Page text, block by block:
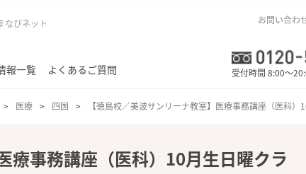
なびネット お問い合わ
報一覧 よくあるご質問 受付時間 8:00～
医療 四国 【徳島校／美波サンリーナ教室】医療事務講座（医科
療事務講座（医科）10月生日曜クラ